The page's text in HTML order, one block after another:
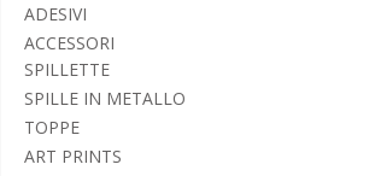
ADESIVI
ACCESSORI
SPILLETTE
SPILLE IN METALLO
TOPPE
ART PRINTS